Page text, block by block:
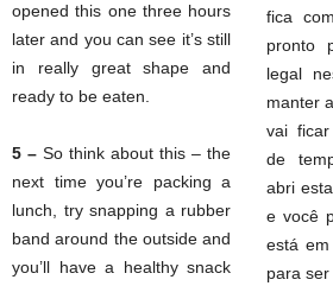
opened this one three hours
later and you can see it’s still
in really great shape and
ready to be eaten.
5 – So think about this – the
next time you’re packing a
lunch, try snapping a rubber
band around the outside and
you’ll have a healthy snack
fica
pronto
legal
manter
vai
de
abri
e você
está
para ser